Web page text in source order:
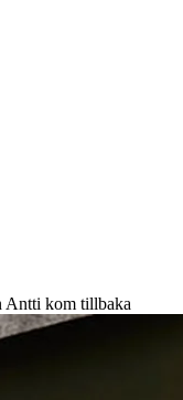
Antti kom tillbaka